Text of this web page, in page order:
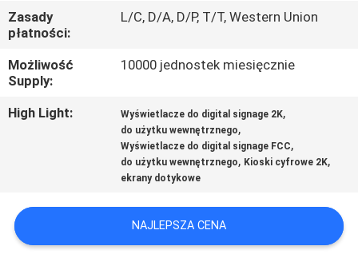
AKTUALNOŚCI
WSZYSTKIE
PRZYPADKI
WYCENĘ
Zasady
płatności:
L/C, D/A, D/P, T/T, Western Union
Możliwość
Supply:
10000 jednostek miesięcznie
High Light: Wyświetlacze do digital signage 2K,
do użytku wewnętrznego,
Wyświetlacze do digital signage FCC,
do użytku wewnętrznego, Kioski cyfrowe 2K,
ekrany dotykowe
NAJLEPSZA CENA